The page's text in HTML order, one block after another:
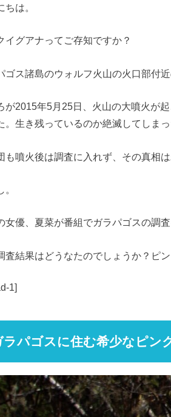
ちは。
イグアナってご存知ですか？
ゴス諸島のウォルフ火山の火口部付
が2015年5月25日、火山の大噴火が
。生き残っているのか絶滅してしまっ
も噴火後は調査に入れず、その真相は
。
女優、夏菜が番組でガラパゴスの調査
査結果はどうなたのでしょうか？ピ
1]
ラパゴスに住む希少なピン